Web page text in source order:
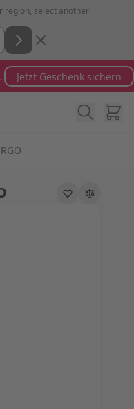
region, select another
Jetzt Geschenk sichern